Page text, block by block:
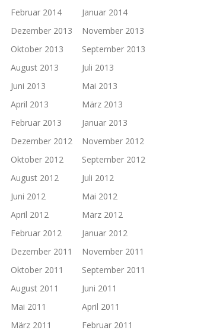
Februar 2014
Januar 2014
Dezember 2013
November 2013
Oktober 2013
September 2013
August 2013
Juli 2013
Juni 2013
Mai 2013
April 2013
März 2013
Februar 2013
Januar 2013
Dezember 2012
November 2012
Oktober 2012
September 2012
August 2012
Juli 2012
Juni 2012
Mai 2012
April 2012
März 2012
Februar 2012
Januar 2012
Dezember 2011
November 2011
Oktober 2011
September 2011
August 2011
Juni 2011
Mai 2011
April 2011
März 2011
Februar 2011